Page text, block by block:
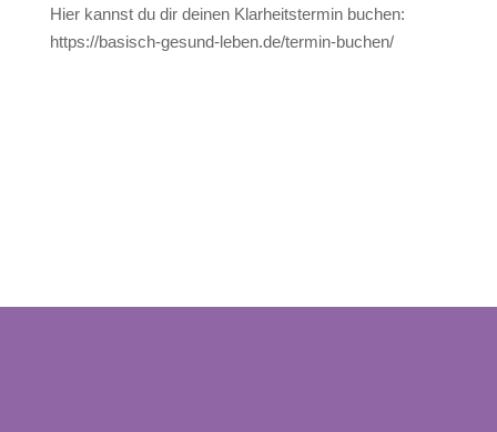
Hier kannst du dir deinen Klarheitstermin buchen:
https://basisch-gesund-leben.de/termin-buchen/